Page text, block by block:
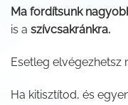
Ma fordítsunk
is a szívcsakránkra.
Esetleg elvégezhetsz
Ha kitisztítod, és